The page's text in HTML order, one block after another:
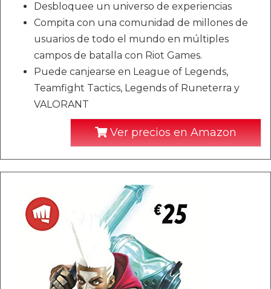
Desbloquee un universo de experiencias
Compita con una comunidad de millones de
usuarios de todo el mundo en múltiples
campos de batalla con Riot Games.
Puede canjearse en League of Legends,
Teamfight Tactics, Legends of Runeterra y
VALORANT
Ver precios en Amazon